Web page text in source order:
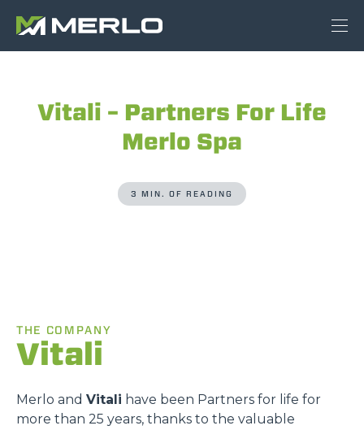
Vitali – Partners For Life
Merlo Spa
3 MIN. OF READING
THE COMPANY
Vitali
Merlo and Vitali have been Partners for life for
more than 25 years, thanks to the valuable